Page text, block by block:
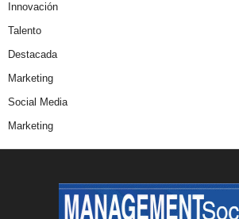
Innovación
Talento
Destacada
Marketing
Social Media
Marketing